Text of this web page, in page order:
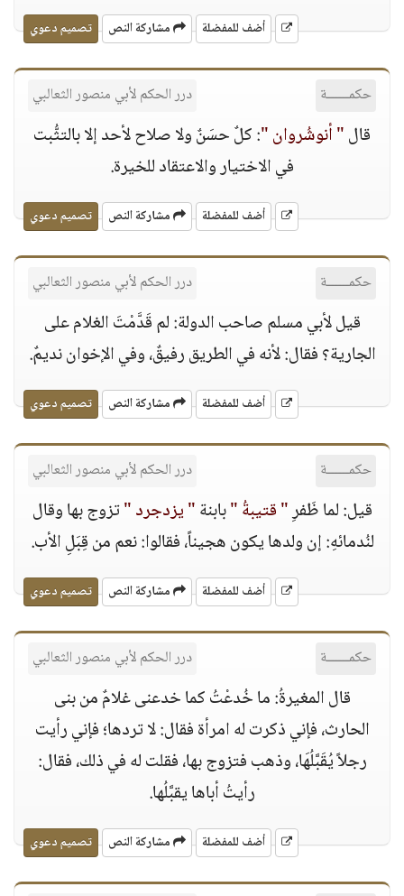
أضف للمفضلة مشاركة النص تصميم دعوي
حكمــــــة درر الحكم لأبي منصور الثعالبي
قال" أنوشُروان ": كلٌ حسَنٌ ولا صلاح لأحد إلا بالتثُّبت
في الاختيار والاعتقاد للخيرة.
أضف للمفضلة مشاركة النص تصميم دعوي
حكمــــــة درر الحكم لأبي منصور الثعالبي
قيل لأبي مسلم صاحب الدولة: لم قَدَّمْتَ الغلام على
الجارية؟ فقال: لأنه في الطريق رفيقٌ، وفي الإخوان نديمٌ.
أضف للمفضلة مشاركة النص تصميم دعوي
حكمــــــة درر الحكم لأبي منصور الثعالبي
قيل: لما ظَفرِ" قتيبةُ "بابنة" يزدجرد "تزوج بها وقال
لنُدمائهِ: إن ولدها يكون هجيناً، فقالوا: نعم من قِبَلِ الأب.
أضف للمفضلة مشاركة النص تصميم دعوي
حكمــــــة درر الحكم لأبي منصور الثعالبي
قال المغيرةُ: ما خُدعْتُ كما خدعنى غلامٌ من بنى
الحارث، فإني ذكرت له امرأة فقال: لا تردها؛ فإني رأيت
رجلاً يُقَبَّلُهَا، وذهب فتزوج بها، فقلت له في ذلك، فقال:
رأيتُ أباها يقبَّلُها.
أضف للمفضلة مشاركة النص تصميم دعوي